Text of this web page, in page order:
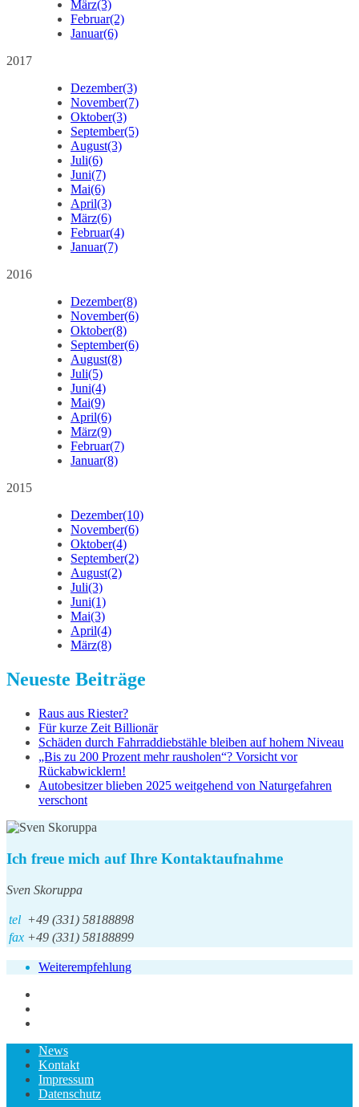
März(3)
Februar(2)
Januar(6)
2017
Dezember(3)
November(7)
Oktober(3)
September(5)
August(3)
Juli(6)
Juni(7)
Mai(6)
April(3)
März(6)
Februar(4)
Januar(7)
2016
Dezember(8)
November(6)
Oktober(8)
September(6)
August(8)
Juli(5)
Juni(4)
Mai(9)
April(6)
März(9)
Februar(7)
Januar(8)
2015
Dezember(10)
November(6)
Oktober(4)
September(2)
August(2)
Juli(3)
Juni(1)
Mai(3)
April(4)
März(8)
Neueste Beiträge
Raus aus Riester?
Für kurze Zeit Billionär
Schäden durch Fahrraddiebstähle bleiben auf hohem Niveau
„Bis zu 200 Prozent mehr rausholen“? Vorsicht vor
Rückabwicklern!
Autobesitzer blieben 2025 weitgehend von Naturgefahren
verschont
Ich freue mich auf Ihre Kontaktaufnahme
Sven Skoruppa
tel +49 (331) 58188898
fax +49 (331) 58188899
Weiterempfehlung
News
Kontakt
Impressum
Datenschutz